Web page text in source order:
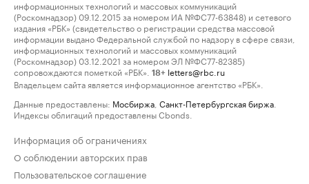
информационных технологий и массовых коммуникаций
(Роскомнадзор) 09.12.2015 за номером ИА №ФС77-63848) и сетевого
издания «РБК» (свидетельство о регистрации средства массовой
информации выдано Федеральной службой по надзору в сфере связи,
информационных технологий и массовых коммуникаций
(Роскомнадзор) 03.12.2021 за номером ЭЛ №ФС77-82385)
сопровождаются пометкой «РБК».
18+ letters@rbc.ru
Владельцем сайта является информационное агентство «РБК».
Данные предоставлены: Мосбиржа Санкт-Петербургская биржа
Индексы облигаций предоставлены Cbonds.
Информация об ограничениях
О соблюдении авторских прав
Пользовательское соглашение